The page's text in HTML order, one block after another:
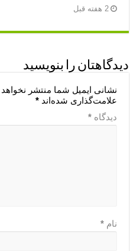
2 هفته قبل
دیدگاهتان را بنویسید
نشانی ایمیل شما منتشر
علامت‌گذاری شده‌اند*
دیدگاه*
نام*